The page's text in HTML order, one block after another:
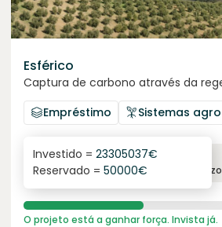
Esférico
Captura de carbono através da
Empréstimo
Sistemas
6.3%
juro anual prazo
Investido = 23305037€
Reservado = 50000€
O projeto está a ganhar força. Invista já.